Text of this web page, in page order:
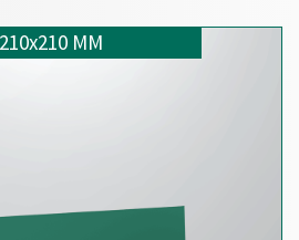
210x210 MM